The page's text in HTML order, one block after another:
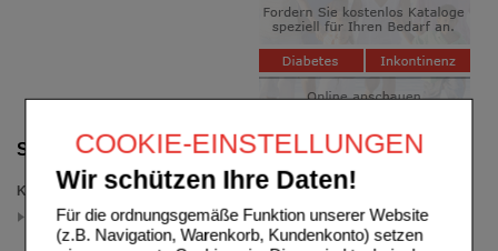
COOKIE-EINSTELLUNGEN
Wir schützen Ihre Daten!
Für die ordnungsgemäße Funktion unserer Website
(z.B. Navigation, Warenkorb, Kundenkonto) setzen
Suche verfeinern
Kategorien
Juckreiz & Ekzeme
(auswahl entfernen)